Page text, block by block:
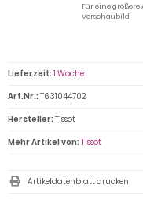
Für eine größere
Vorschaubild
Lieferzeit: 1 Woche
Art.Nr.: T631044702
Hersteller: Tissot
Mehr Artikel von: Tissot
Artikeldatenblatt drucken